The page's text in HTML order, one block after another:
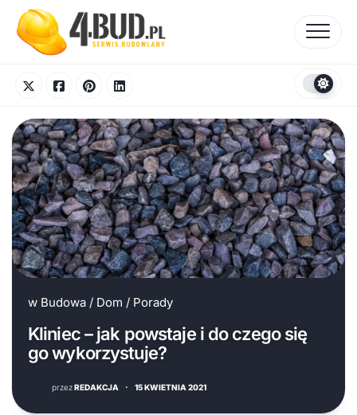
content
w Budowa / Dom / Porady
Kliniec – jak powstaje i do czego się
go wykorzystuje?
przezREDAKCJA · 15 KWIETNIA 2021